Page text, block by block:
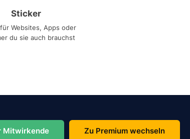
Sticker
Websites, Apps oder
du sie auch brauchst
Mitwirkende Zu Premium wechseln